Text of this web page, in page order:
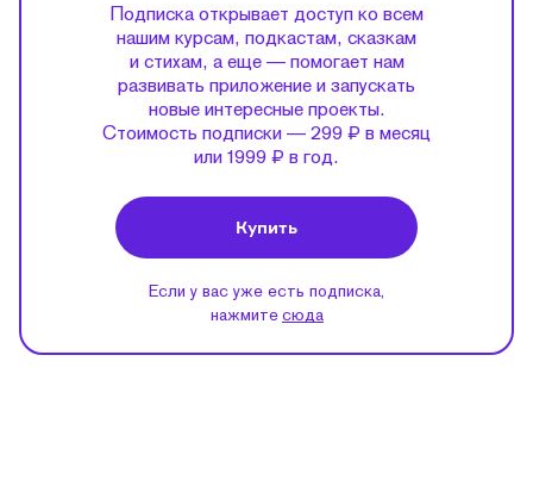
Подписка открывает доступ ко всем
нашим курсам, подкастам, сказкам
и стихам, а еще — помогает нам
развивать приложение и запускать
новые интересные проекты.
Стоимость подписки — 299 ₽ в месяц
или 1999 ₽ в год.
Купить
Если у вас уже есть подписка,
нажмите сюда